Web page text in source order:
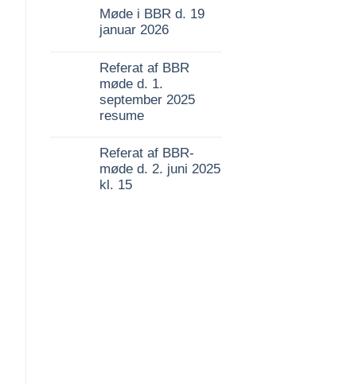
Møde i BBR d. 19
januar 2026
Referat af BBR
møde d. 1.
september 2025
resume
Referat af BBR-
møde d. 2. juni 2025
kl. 15